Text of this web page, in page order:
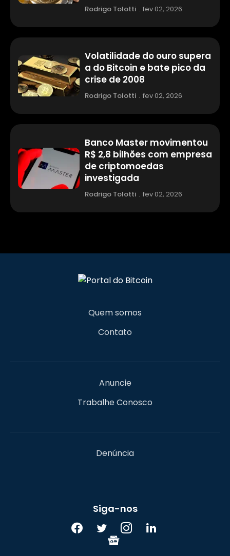
Rodrigo Tolotti . fev 02, 2026
Volatilidade do ouro supera
a do Bitcoin e bate pico da
crise de 2008
Rodrigo Tolotti . fev 02, 2026
Banco Master movimentou
R$ 2,8 bilhões com empresa
de criptomoedas
investigada
Rodrigo Tolotti . fev 02, 2026
Quem somos
Contato
Anuncie
Trabalhe Conosco
Denúncia
Siga-nos